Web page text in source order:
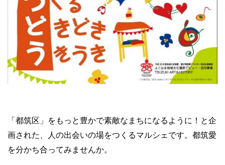
「都筑区」をもっと豊かで素敵なまちになるように！と企
画された、人の出会いの場をつくるマルシェです。都筑愛
を分かち合ってみませんか。